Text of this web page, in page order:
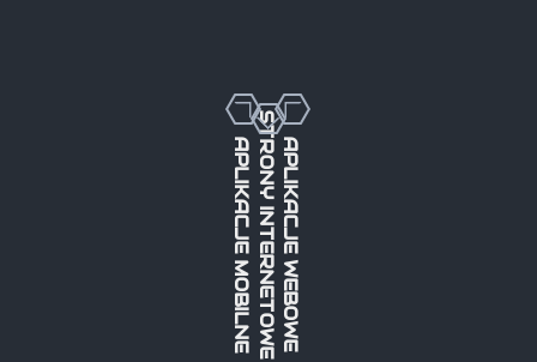
APLIKACJE MOBILNESTRONY INTERNETOWEAPLIKACJE WEBOWE